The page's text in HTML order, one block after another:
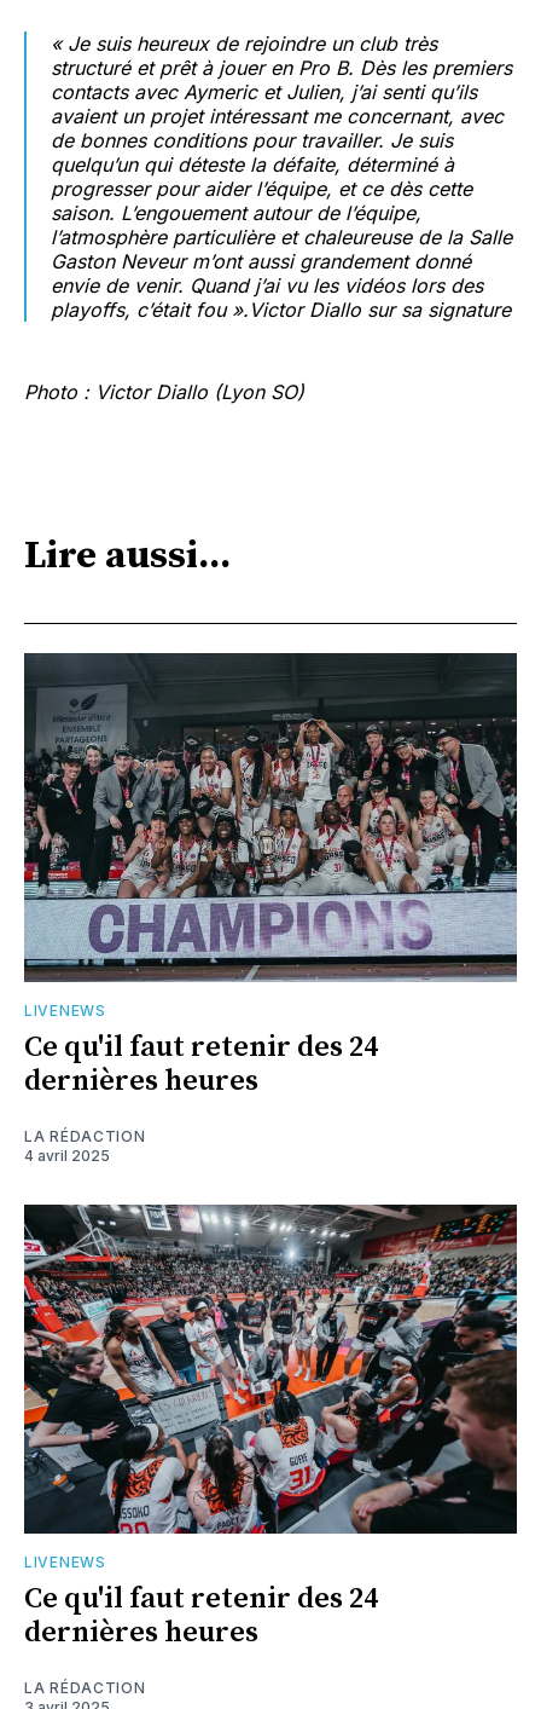
« Je suis heureux de rejoindre un club très
structuré et prêt à jouer en Pro B. Dès les premiers
contacts avec Aymeric et Julien, j’ai senti qu’ils
avaient un projet intéressant me concernant, avec
de bonnes conditions pour travailler. Je suis
quelqu’un qui déteste la défaite, déterminé à
progresser pour aider l’équipe, et ce dès cette
saison. L’engouement autour de l’équipe,
l’atmosphère particulière et chaleureuse de la Salle
Gaston Neveur m’ont aussi grandement donné
envie de venir. Quand j’ai vu les vidéos lors des
playoffs, c’était fou ».Victor Diallo sur sa signature
Photo : Victor Diallo (Lyon SO)
Lire aussi...
LIVENEWS
Ce qu'il faut retenir des 24
dernières heures
LA RÉDACTION
4 avril 2025
LIVENEWS
Ce qu'il faut retenir des 24
dernières heures
LA RÉDACTION